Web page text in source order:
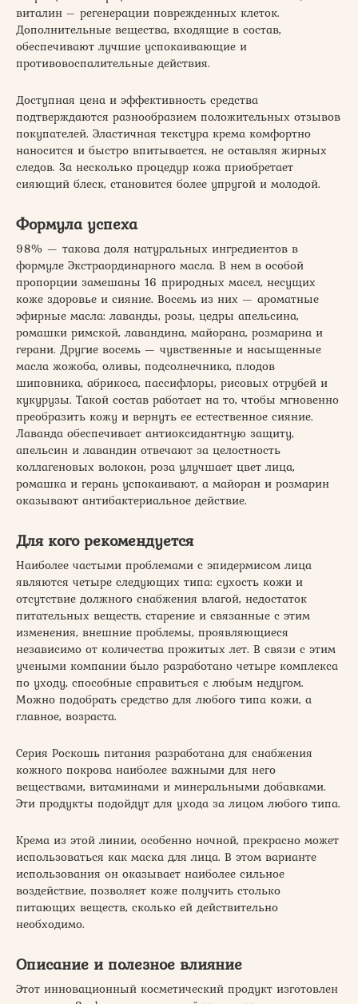
виталин – регенерации поврежденных клеток.
Дополнительные вещества, входящие в состав,
обеспечивают лучшие успокаивающие и
противовоспалительные действия.
Доступная цена и эффективность средства
подтверждаются разнообразием положительных отзывов
покупателей. Эластичная текстура крема комфортно
наносится и быстро впитывается, не оставляя жирных
следов. За несколько процедур кожа приобретает
сияющий блеск, становится более упругой и молодой.
Формула успеха
98% — такова доля натуральных ингредиентов в
формуле Экстраординарного масла. В нем в особой
пропорции замешаны 16 природных масел, несущих
коже здоровье и сияние. Восемь из них — ароматные
эфирные масла: лаванды, розы, цедры апельсина,
ромашки римской, лавандина, майорана, розмарина и
герани. Другие восемь — чувственные и насыщенные
масла жожоба, оливы, подсолнечника, плодов
шиповника, абрикоса, пассифлоры, рисовых отрубей и
кукурузы. Такой состав работает на то, чтобы мгновенно
преобразить кожу и вернуть ее естественное сияние.
Лаванда обеспечивает антиоксидантную защиту,
апельсин и лавандин отвечают за целостность
коллагеновых волокон, роза улучшает цвет лица,
ромашка и герань успокаивают, а майоран и розмарин
оказывают антибактериальное действие.
Для кого рекомендуется
Наиболее частыми проблемами с эпидермисом лица
являются четыре следующих типа: сухость кожи и
отсутствие должного снабжения влагой, недостаток
питательных веществ, старение и связанные с этим
изменения, внешние проблемы, проявляющиеся
независимо от количества прожитых лет. В связи с этим
учеными компании было разработано четыре комплекса
по уходу, способные справиться с любым недугом.
Можно подобрать средство для любого типа кожи, а
главное, возраста.
Серия Роскошь питания разработана для снабжения
кожного покрова наиболее важными для него
веществами, витаминами и минеральными добавками.
Эти продукты подойдут для ухода за лицом любого типа.
Крема из этой линии, особенно ночной, прекрасно может
использоваться как маска для лица. В этом варианте
использования он оказывает наиболее сильное
воздействие, позволяет коже получить столько
питающих веществ, сколько ей действительно
необходимо.
Описание и полезное влияние
Этот инновационный косметический продукт изготовлен